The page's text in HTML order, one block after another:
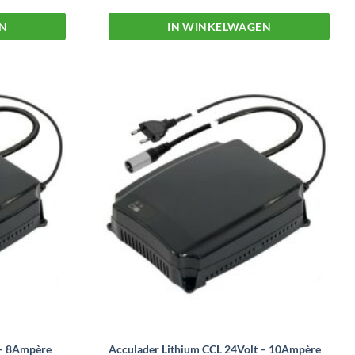
IN WINKELWAGEN
variaties.
optie
kan
gekozen
worden
op
productpagina
8Ampère
Acculader Lithium CCL 24Volt – 10Ampère